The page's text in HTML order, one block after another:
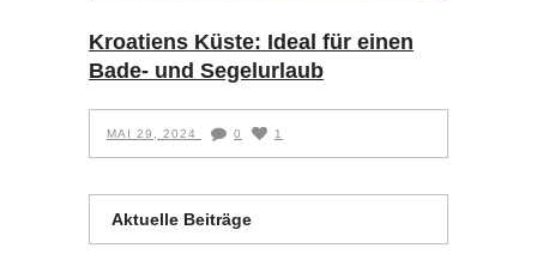
Kroatiens Küste: Ideal für einen
Bade- und Segelurlaub
MAI 29, 2024 0 1
Aktuelle Beiträge